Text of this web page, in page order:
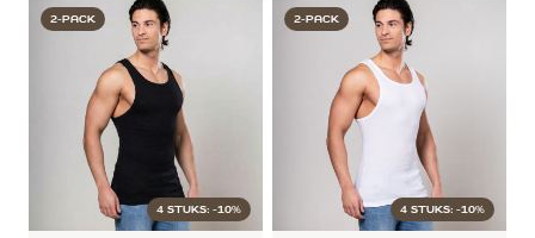
2-PACK
4 STUKS: -10%
2-PACK
4 STUKS: -10%